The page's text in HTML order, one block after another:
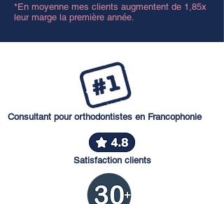
*En moyenne mes clients augmentent de 1,85x
leur marge la première année.
Consultant pour orthodontistes en Francophonie
Satisfaction clients